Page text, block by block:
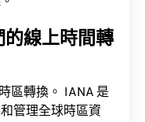
線上時間轉
區轉換。 IANA 是
管理全球時區資